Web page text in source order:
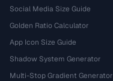
Social Media Size Guide
Golden Ratio Calculator
App Icon Size Guide
Shadow System Generator
Multi-Stop Gradient Generator